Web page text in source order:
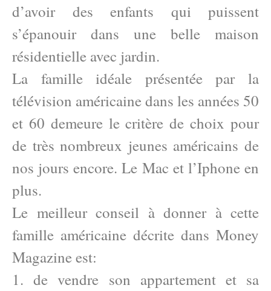
d’avoir des enfants qui puissent
s’épanouir dans une belle maison
résidentielle avec jardin.
La famille idéale présentée par la
télévision américaine dans les années 50
et 60 demeure le critère de choix pour
de très nombreux jeunes américains de
nos jours encore. Le Mac et l’Iphone en
plus.
Le meilleur conseil à donner à cette
famille américaine décrite dans Money
Magazine est:
1. de vendre son appartement et sa